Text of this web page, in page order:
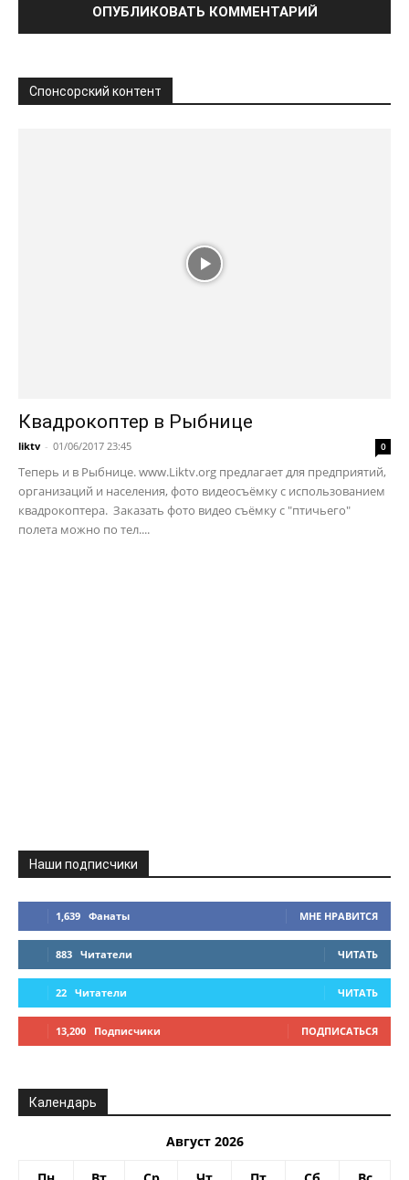
Спонсорский контент
Квадрокоптер в Рыбнице
liktv - 01/06/2017 23:45 0
Теперь и в Рыбнице. www.Liktv.org предлагает для предприятий,
организаций и населения, фото видеосъёмку с использованием
квадрокоптера. Заказать фото видео съёмку с "птичьего"
полета можно по тел....
Наши подписчики
1,639 Фанаты МНЕ НРАВИТСЯ
883 Читатели ЧИТАТЬ
22 Читатели ЧИТАТЬ
13,200 Подписчики ПОДПИСАТЬСЯ
Календарь
Август 2026